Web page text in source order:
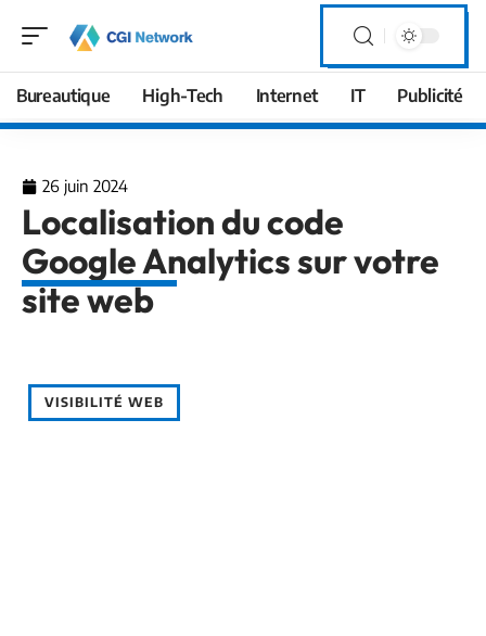
Bureautique High-Tech Internet IT Publicité
26 juin 2024
Localisation du code
Google Analytics sur votre
site web
VISIBILITÉ WEB